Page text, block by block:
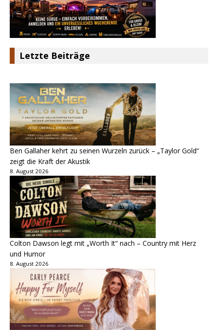
Letzte Beiträge
Ben Gallaher kehrt zu seinen Wurzeln zurück – „Taylor Gold“
zeigt die Kraft der Akustik
8. August 2026
Colton Dawson legt mit „Worth It“ nach – Country mit Herz
und Humor
8. August 2026